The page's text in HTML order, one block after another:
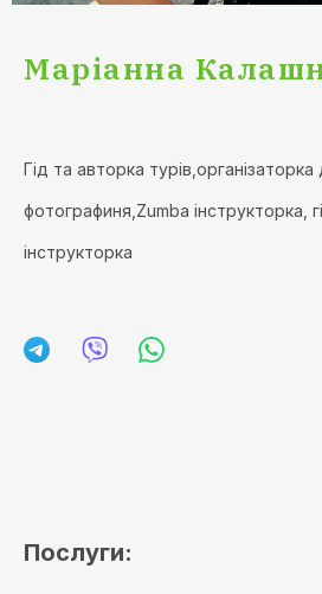
Маріанна
Гід та авторка
фотографиня,Zumba інструкторка,
інструкторка
Послуги: